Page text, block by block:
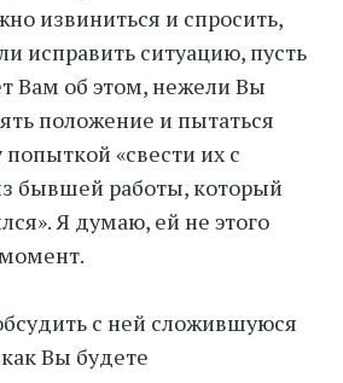
извиниться и спросить,
исправить ситуацию, пусть
Вам об этом, нежели Вы
положение и пытаться
попыткой «свести их с
бывшей работы, который
Я думаю, ей не этого
с ней сложившуюся
Вы будете